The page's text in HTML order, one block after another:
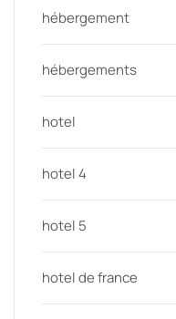
hébergement
hébergements
hotel
hotel 4
hotel 5
hotel de france